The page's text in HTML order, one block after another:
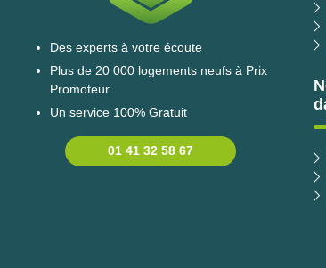
Des experts à votre écoute
Plus de 20 000 logements neufs à Prix
Promoteur
Un service 100% Gratuit
01 41 32 58 67